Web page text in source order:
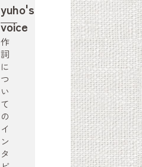
yuho's
voice
作
詞
に
つ
い
て
の
イ
ン
タ